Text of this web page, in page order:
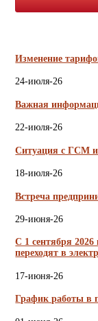
Изменение
24-июля-26
Важная
22-июля-26
Ситуация с ГСМ и
18-июля-26
Встреча
29-июня-26
С 1 сентября 2026
переходят в
17-июня-26
График работы в